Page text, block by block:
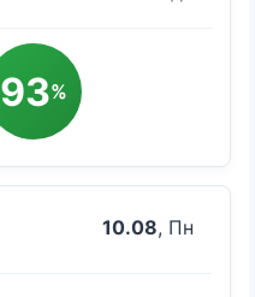
93%
10.08, Пн